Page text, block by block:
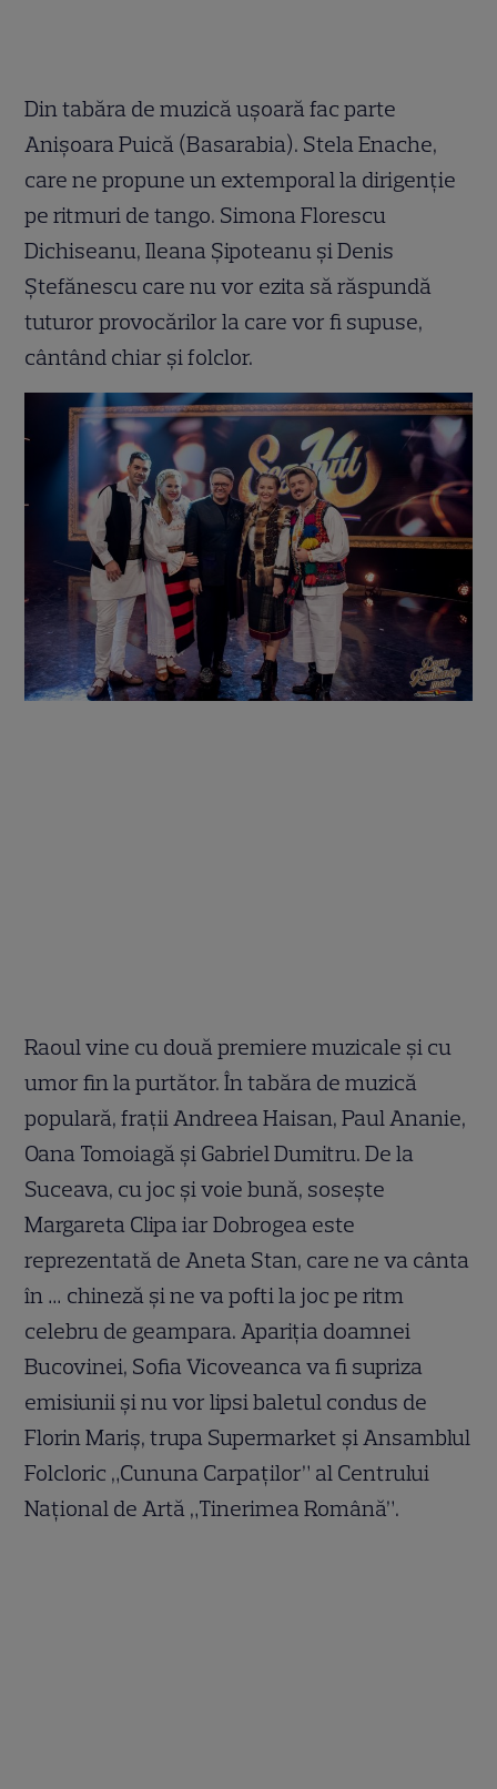
Din tabăra de muzică ușoară fac parte
Anișoara Puică (Basarabia). Stela Enache,
care ne propune un extemporal la dirigenție
pe ritmuri de tango. Simona Florescu
Dichiseanu, Ileana Șipoteanu și Denis
Ștefănescu care nu vor ezita să răspundă
tuturor provocărilor la care vor fi supuse,
cântând chiar și folclor.
Raoul vine cu două premiere muzicale și cu
umor fin la purtător. În tabăra de muzică
populară, frații Andreea Haisan, Paul Ananie,
Oana Tomoiagă și Gabriel Dumitru. De la
Suceava, cu joc și voie bună, sosește
Margareta Clipa iar Dobrogea este
reprezentată de Aneta Stan, care ne va cânta
în … chineză și ne va pofti la joc pe ritm
celebru de geampara. Apariția doamnei
Bucovinei, Sofia Vicoveanca va fi supriza
emisiunii şi nu vor lipsi baletul condus de
Florin Mariș, trupa Supermarket și Ansamblul
Folcloric „Cununa Carpaților” al Centrului
Național de Artă „Tinerimea Română”.